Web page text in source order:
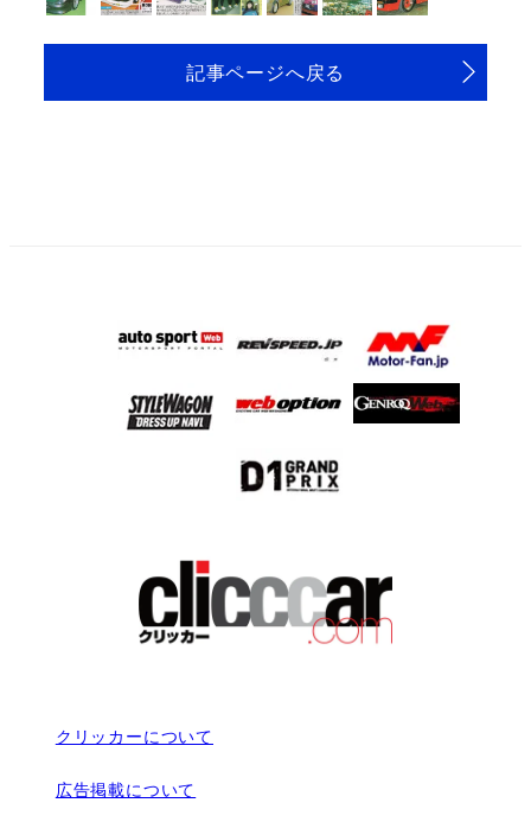
記事ページへ戻る
クリッカーについて
広告掲載について